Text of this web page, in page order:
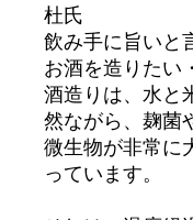
杜氏
飲み手に旨いと
お酒を造りたい
酒造りは、水と
然ながら、麹菌
微生物が非常に
っています。